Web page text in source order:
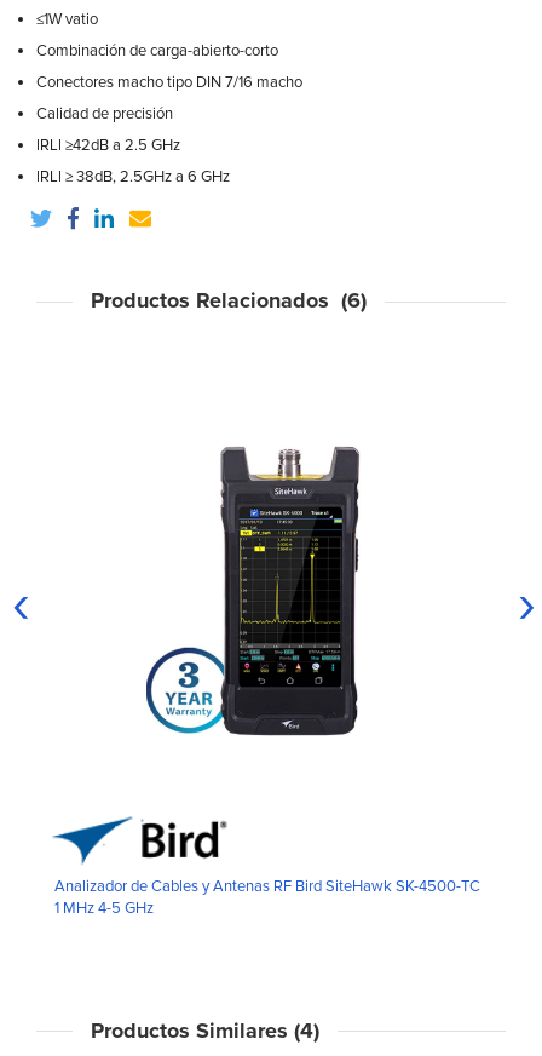
≤1W vatio
Combinación de carga-abierto-corto
Conectores macho tipo DIN 7/16 macho
Calidad de precisión
lRLl ≥42dB a 2.5 GHz
lRLl ≥ 38dB, 2.5GHz a 6 GHz
Productos Relacionados (6)
Analizador de Cables y Antenas RF Bird SiteHawk SK-4500-TC
1 MHz 4-5 GHz
‹ ›
Productos Similares (4)